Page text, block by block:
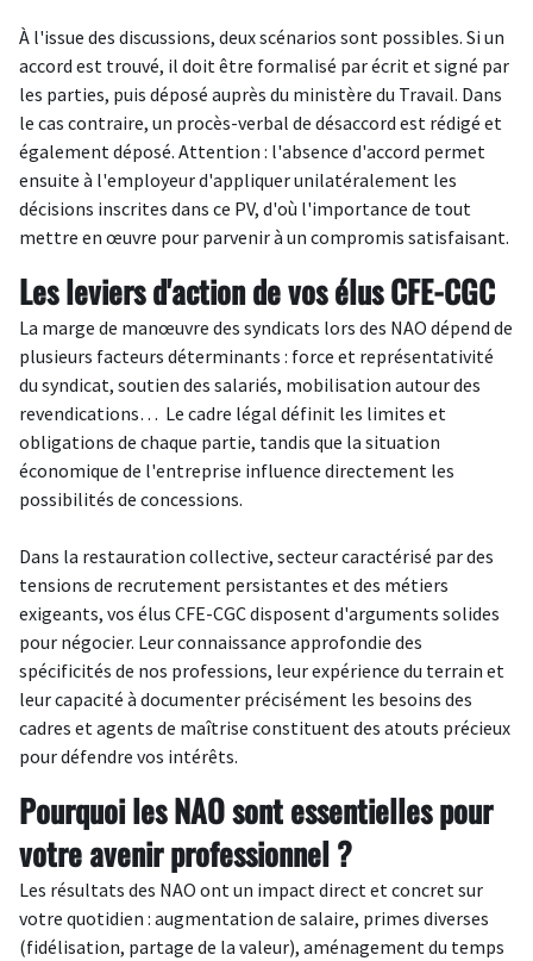
À l'issue des discussions, deux scénarios sont possibles. Si un
accord est trouvé, il doit être formalisé par écrit et signé par
les parties, puis déposé auprès du ministère du Travail. Dans
le cas contraire, un procès-verbal de désaccord est rédigé et
également déposé. Attention : l'absence d'accord permet
ensuite à l'employeur d'appliquer unilatéralement les
décisions inscrites dans ce PV, d'où l'importance de tout
mettre en œuvre pour parvenir à un compromis satisfaisant.
Les leviers d'action de vos élus CFE-CGC
La marge de manœuvre des syndicats lors des NAO dépend de
plusieurs facteurs déterminants : force et représentativité
du syndicat, soutien des salariés, mobilisation autour des
revendications… Le cadre légal définit les limites et
obligations de chaque partie, tandis que la situation
économique de l'entreprise influence directement les
possibilités de concessions.
Dans la restauration collective, secteur caractérisé par des
tensions de recrutement persistantes et des métiers
exigeants, vos élus CFE-CGC disposent d'arguments solides
pour négocier. Leur connaissance approfondie des
spécificités de nos professions, leur expérience du terrain et
leur capacité à documenter précisément les besoins des
cadres et agents de maîtrise constituent des atouts précieux
pour défendre vos intérêts.
Pourquoi les NAO sont essentielles pour
votre avenir professionnel ?
Les résultats des NAO ont un impact direct et concret sur
votre quotidien : augmentation de salaire, primes diverses
(fidélisation, partage de la valeur), aménagement du temps